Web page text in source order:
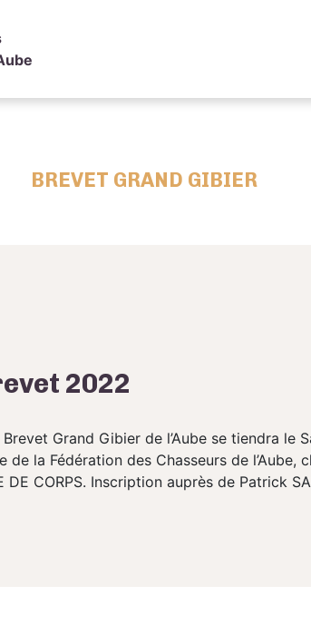
BREVET GRAND GIBIER
2022
Grand Gibier de l’Aube se tiendra le
de la Fédération des Chasseurs de l’Aube,
DE CORPS. Inscription auprès de Patrick